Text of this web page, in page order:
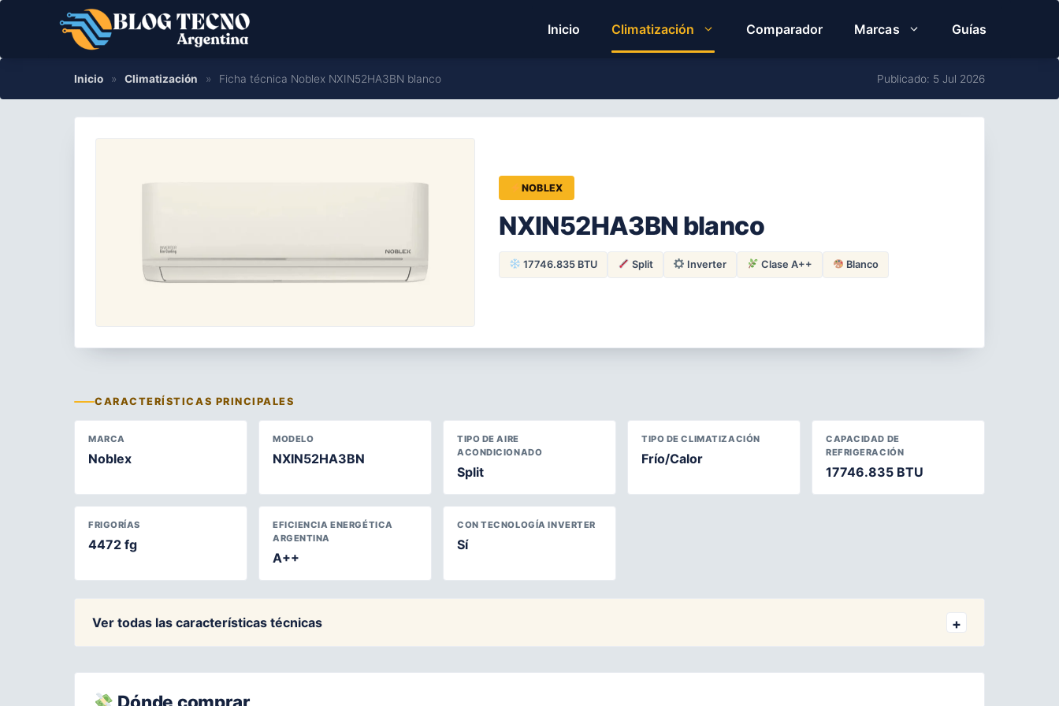
Inicio Climatización Comparador Marcas Guías
Inicio » Climatización » Ficha técnica Noblex NXIN52HA3BN blanco Publicado: 5 Jul 2026
NOBLEX
NXIN52HA3BN blanco
17746.835 BTU Split Inverter Clase A++ Blanco
CARACTERÍSTICAS PRINCIPALES
MARCA
Noblex
MODELO
NXIN52HA3BN
TIPO DE AIRE
ACONDICIONADO
Split
TIPO DE CLIMATIZACIÓN
Frío/Calor
CAPACIDAD DE
REFRIGERACIÓN
17746.835 BTU
FRIGORÍAS
4472 fg
EFICIENCIA ENERGÉTICA
ARGENTINA
A++
CON TECNOLOGÍA INVERTER
Sí
Ver todas las características técnicas
Dónde comprar